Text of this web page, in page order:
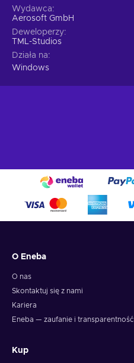
Wydawca
Aerosoft GmbH
Deweloperzy
TML-Studios
Działa na
Windows
O Eneba
O nas
Skontaktuj się z nami
Kariera
Eneba — zaufanie i transparentność
Kup